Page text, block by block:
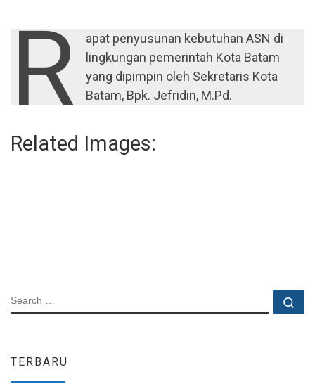
R
apat penyusunan kebutuhan ASN di
lingkungan pemerintah Kota Batam
yang dipimpin oleh Sekretaris Kota
Batam, Bpk. Jefridin, M.Pd.
Related Images:
SEARCH
TERBARU